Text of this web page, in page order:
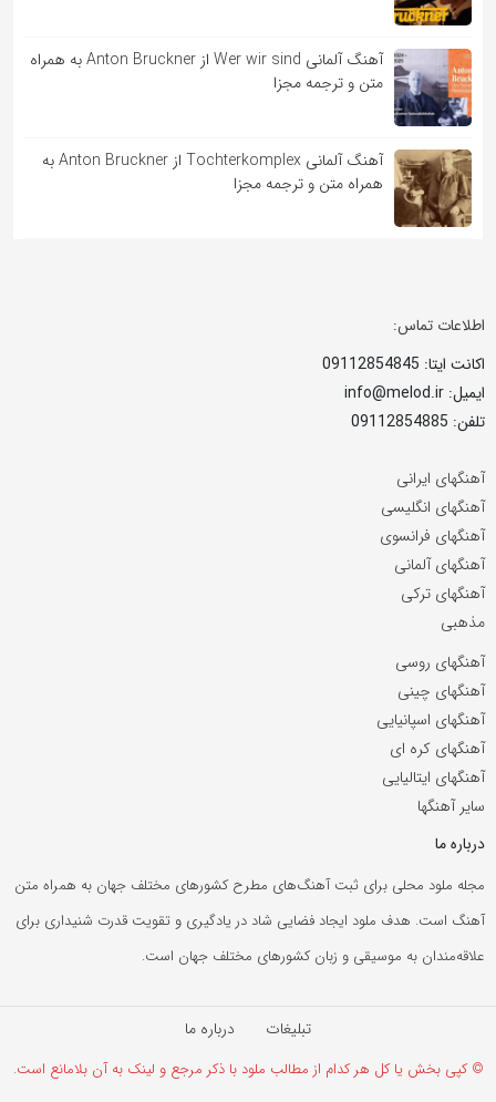
آهنگ آلمانی Wer wir sind از Anton Bruckner به همراه
متن و ترجمه مجزا
آهنگ آلمانی Tochterkomplex از Anton Bruckner به
همراه متن و ترجمه مجزا
اطلاعات تماس:
اکانت ایتا: 09112854845
ایمیل: info@melod.ir
تلفن: 09112854885
آهنگهای ایرانی
آهنگهای انگلیسی
آهنگهای فرانسوی
آهنگهای آلمانی
آهنگهای ترکی
مذهبی
آهنگهای روسی
آهنگهای چینی
آهنگهای اسپانیایی
آهنگهای کره ای
آهنگهای ایتالیایی
سایر آهنگها
درباره ما
مجله ملود محلی برای ثبت آهنگ‌های مطرح کشورهای مختلف جهان به همراه متن
آهنگ است. هدف ملود ایجاد فضایی شاد در یادگیری و تقویت قدرت شنیداری برای
علاقه‌مندان به موسیقی و زبان کشورهای مختلف جهان است.
تبلیغات درباره ما
© کپی بخش یا کل هر کدام از مطالب ملود با ذکر مرجع و لینک به آن بلامانع است.